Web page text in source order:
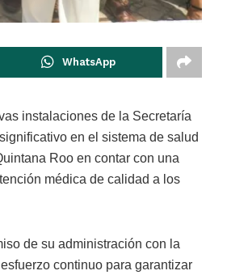
WhatsApp
instalaciones de la Secretaría
en el sistema de salud
Roo en contar con una
médica de calidad a los
de su administración con la
continuo para garantizar